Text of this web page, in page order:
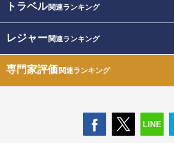
トラベル関連ランキング
レジャー関連ランキング
専門家評価関連ランキング